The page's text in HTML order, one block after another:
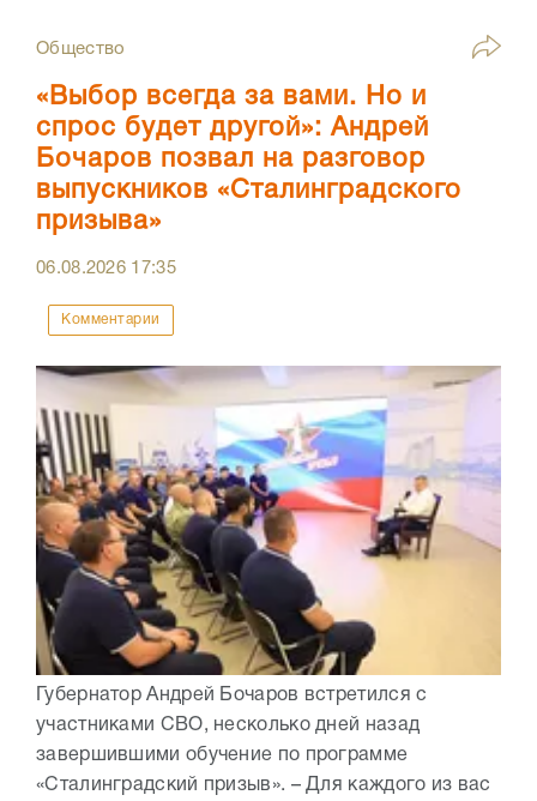
Общество
«Выбор всегда за вами. Но и
спрос будет другой»: Андрей
Бочаров позвал на разговор
выпускников «Сталинградского
призыва»
06.08.2026 17:35
Комментарии
Губернатор Андрей Бочаров встретился с
участниками СВО, несколько дней назад
завершившими обучение по программе
«Сталинградский призыв». – Для каждого из вас